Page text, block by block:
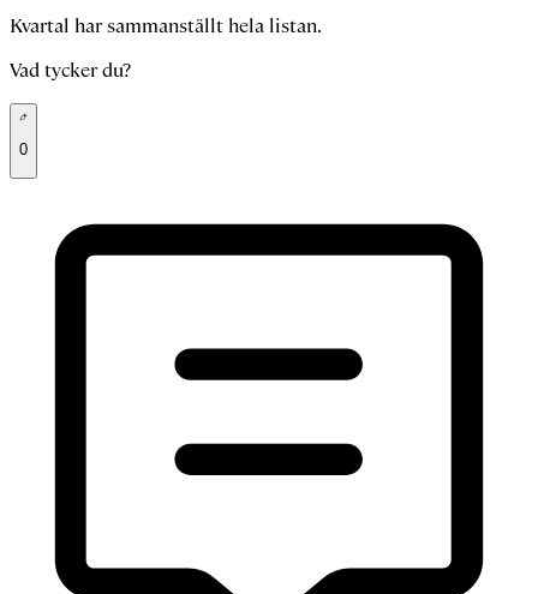
Kvartal har sammanställt hela listan.
Vad tycker du?
0